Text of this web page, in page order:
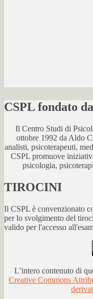
CSPL fondato
Il Centro Studi di
ottobre 1992 da Aldo
analisti, psicoterapeuti,
CSPL promuove
psicologia,
TIROCINI
Il CSPL è convenzionato
per lo svolgimento del
valido per l'accesso
L’intero contenuto di
Creative Commons